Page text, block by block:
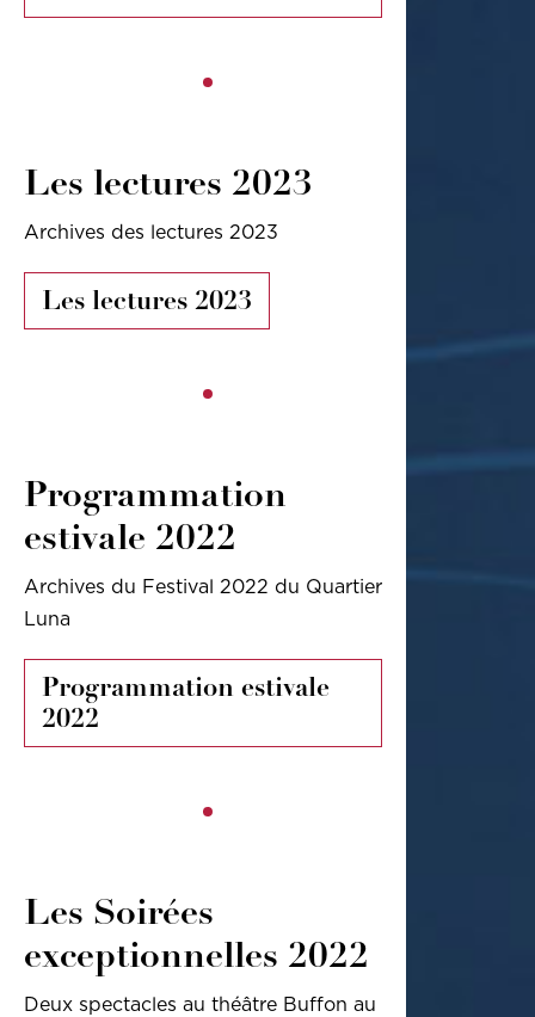
Les lectures 2023
Archives des lectures 2023
Les lectures 2023
Programmation
estivale 2022
Archives du Festival 2022 du Quartier
Luna
Programmation estivale
2022
Les Soirées
exceptionnelles 2022
Deux spectacles au théâtre Buffon au